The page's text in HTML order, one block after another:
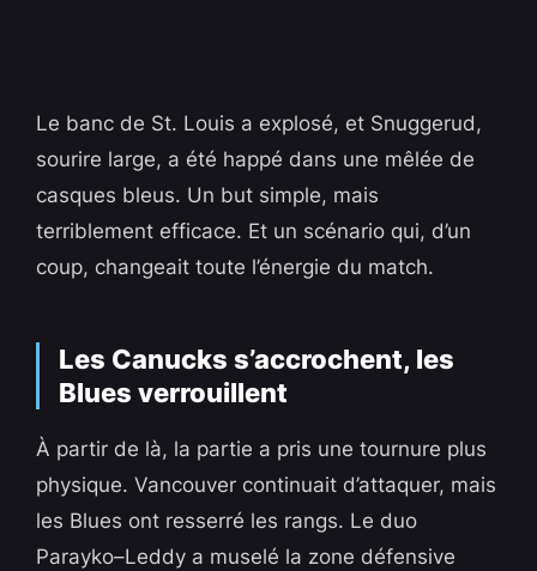
Le banc de St. Louis a explosé, et Snuggerud,
sourire large, a été happé dans une mêlée de
casques bleus. Un but simple, mais
terriblement efficace. Et un scénario qui, d’un
coup, changeait toute l’énergie du match.
Les Canucks s’accrochent, les
Blues verrouillent
À partir de là, la partie a pris une tournure plus
physique. Vancouver continuait d’attaquer, mais
les Blues ont resserré les rangs. Le duo
Parayko–Leddy a muselé la zone défensive